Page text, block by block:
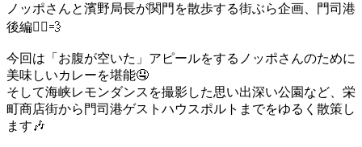
ノッポさんと濱野局長が関門を散歩する街ぶら企画、門司港
後編🚶‍♂️💨
今回は「お腹が空いた」アピールをするノッポさんのために
美味しいカレーを堪能🤤
そして海峡レモンダンスを撮影した思い出深い公園など、栄
町商店街から門司港ゲストハウスポルトまでをゆるく散策し
ます 🎶